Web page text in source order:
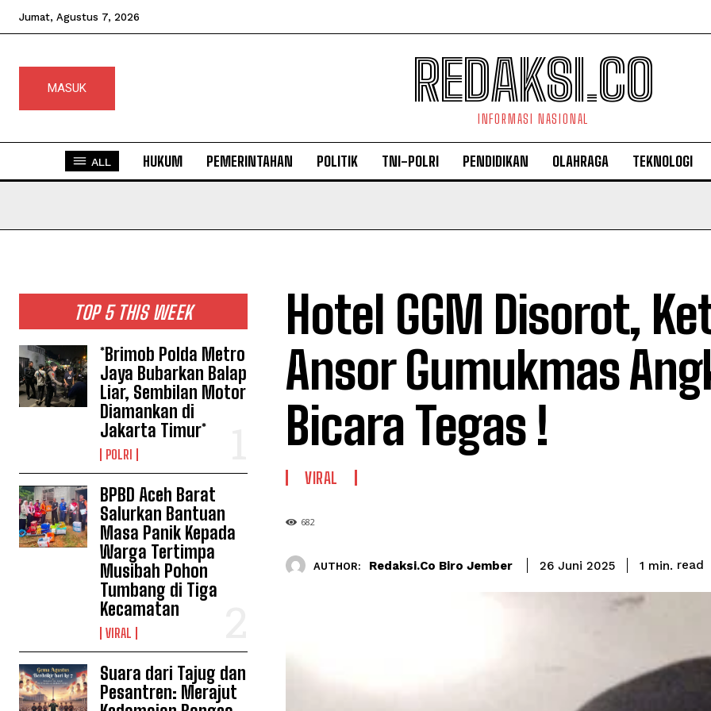
Jumat, Agustus 7, 2026
MASUK REDAKSI.CO
INFORMASI NASIONAL
ALL HUKUM PEMERINTAHAN POLITIK TNI-POLRI PENDIDIKAN OLAHRAGA TEKNOLOGI
TOP 5 THIS WEEK
*Brimob Polda Metro
Jaya Bubarkan Balap
Liar, Sembilan Motor
Diamankan di
Jakarta Timur*
POLRI
BPBD Aceh Barat
Salurkan Bantuan
Masa Panik Kepada
Warga Tertimpa
Musibah Pohon
Tumbang di Tiga
Kecamatan
VIRAL
Suara dari Tajug dan
Pesantren: Merajut
Hotel GGM Disorot,
Ansor Gumukmas
Bicara Tegas !
VIRAL
682
AUTHOR: Redaksi.co Biro Jember 26 Juni 2025 1 min. read